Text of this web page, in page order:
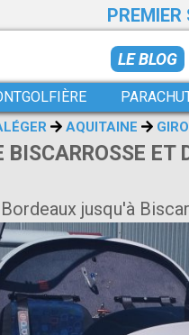
PREMIER
LE BLOG
AQUITAINE
BISCARROSSE
jusqu'à